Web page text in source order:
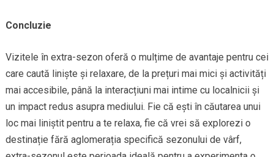
Concluzie
Vizitele în extra-sezon oferă o mulțime de avantaje pentru cei
care caută liniște și relaxare, de la prețuri mai mici și activități
mai accesibile, până la interacțiuni mai intime cu localnicii și
un impact redus asupra mediului. Fie că ești în căutarea unui
loc mai liniștit pentru a te relaxa, fie că vrei să explorezi o
destinație fără aglomerația specifică sezonului de vârf,